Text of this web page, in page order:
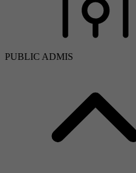
PUBLIC ADMIS